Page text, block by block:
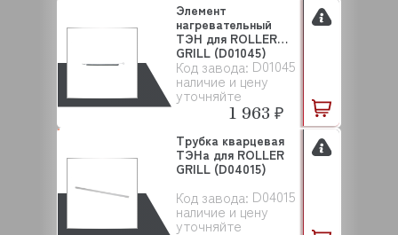
Код завода: D01045
наличие и цену
уточняйте
Элемент
нагревательный
ТЭН для ROLLER
GRILL (D01045)
1 963 ₽
Код завода: D04015
наличие и цену
уточняйте
Трубка кварцевая
ТЭНа для ROLLER
GRILL (D04015)